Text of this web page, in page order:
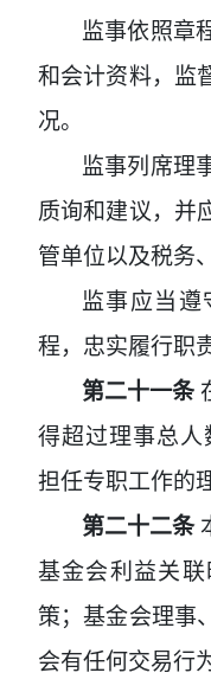
监事依照章
和会计资料，监
况。
监事列席理
质询和建议，并
管单位以及税务
监事应当
程，忠实履行职责
第二十一条
得超过理事总人
担任专职工作的
第二十二条
基金会利益关
策；基金会理事
会有任何交易行为